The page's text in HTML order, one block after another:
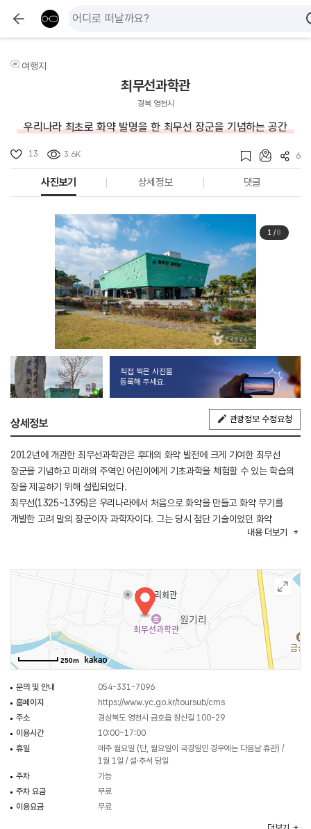
여행지
최무선과학관
경북 영천시
우리나라 최초로 화약 발명을 한 최무선 장군을 기념하는 공간
13 3.6K 6
사진보기 상세정보 댓글
1/8
직접 찍은 사진을
등록해 주세요.
상세정보 관광정보 수정요청
2012년에 개관한 최무선과학관은 후대의 화약 발전에 크게 기여한 최무선
장군을 기념하고 미래의 주역인 어린이에게 기초과학을 체험할 수 있는 학습의
장을 제공하기 위해 설립되었다.
최무선(1325~1395)은 우리나라에서 처음으로 화약을 만들고 화약 무기를
개발한 고려 말의 장군이자 과학자이다. 그는 당시 첨단 기술이었던 화약
제조법을 오랜 연구와 노력 끝에 자체 개발했으며, 화통도감을 설치하여
제작한 화약과 무기는 왜구 격퇴에 중요한 역할을 했고, 정치적, 사회적으로
많은 영향을 끼쳤다.
과학관은 전시실과 영상체험관, 어린이체험실, 창의과학체험실, 야외전시장
등으로 구성되어 있다. 전시실에서는 최무선의 화약개발의 과정과 과학자로서의
위대함을 설명하고 있으며, 화약개발로 인해 우리나라의 무기과학역사에 어떠한
발전이 이루어졌는지 살펴볼 수 있다. 어린이체험실에서는 최무선장군의 화야
화포를 개발하는 과정을 직접 체험할 수 있으며, 영상체험관에서는 최무선
승리를 이끌었던 세계 최초의 함전해전인 진포대첩에 대해 다룬 3D 그래픽
애니메이션을 감상할 수 있다.
내용 더보기
250m
문의 및 안내
054-331-7096
홈페이지
https://www.yc.go.kr/toursub/cms
주소
경상북도 영천시 금호읍 창산길 100-29
이용시간
10:00~17:00
휴일
매주 월요일 (단, 월요일이 국경일인 경우에는 다음날 휴관) /
1월 1일 / 설·추석 당일
주차
가능
주차 요금
무료
이용요금
무료